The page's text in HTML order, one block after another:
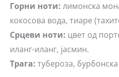
Горни ноти: лимонска
кокосова вода, тиаре
Срцеви ноти: цвет од
иланг-иланг, јасмин.
Трага: тубероза,